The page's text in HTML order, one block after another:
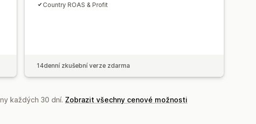
Country ROAS & Profit
14denní zkušební verze zdarma
každých 30 dní. Zobrazit všechny cenové možnosti